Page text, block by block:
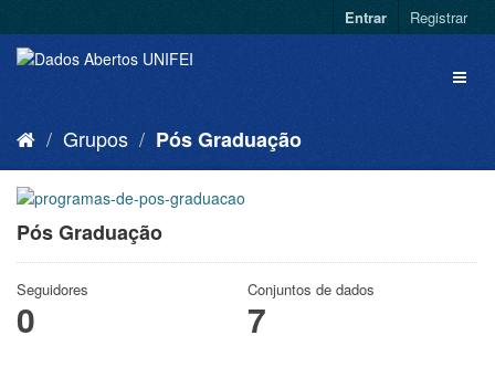
Entrar Registrar
Grupos Pós Graduação
Pós Graduação
Seguidores
0
Conjuntos de dados
7